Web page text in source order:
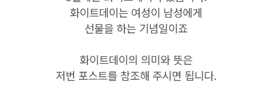
화이트데이는 여성이 남성에게
선물을 하는 기념일이죠
화이트데이의 의미와 뜻은
저번 포스트를 참조해 주시면 됩니다.